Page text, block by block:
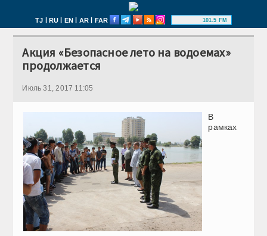
TJ | RU | EN | AR | FAR 101.5 FM
Акция «Безопасное лето на водоемах»
продолжается
Июль 31, 2017 11:05
В
рамках